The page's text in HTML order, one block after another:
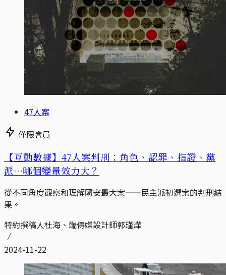
47人案
僅限會員
【互動數據】47人案判刑：角色、認罪、指證、黨
派…哪個變量效力大？
從不同角度觀察和理解國安最大案——民主派初選案的判刑結
果。
特約撰稿人杜海、端傳媒設計師郭瑾燁
2024-11-22